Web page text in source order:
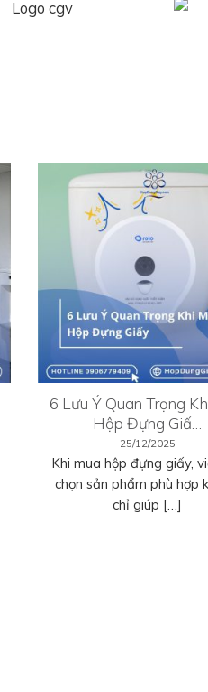
6 Lưu Ý Quan Trọng
Hộp Đựng Giấ…
25/12/2025
Khi mua hộp đựng giấy,
chọn sản phẩm phù hợp
chỉ giúp […]